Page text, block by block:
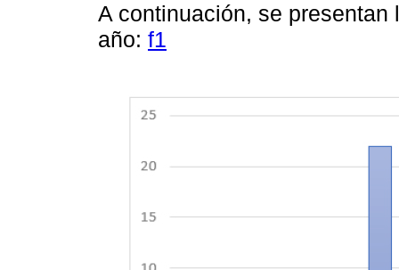
A continuación, se
año: f1